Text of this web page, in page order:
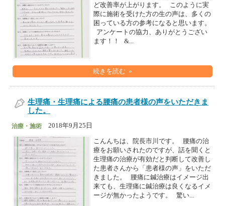
ど改善率が上がります。 このように実
際に施術を受けた方の生の声は、多くの
困っている方の参考になると思います。
アンケートの協力、ありがとうござい
ます！！ &...
続きを読む »
生理痛・生理痛による腰痛の患者様の声をいただきま
した。
2018年9月25日
治療・施術
こんんちは、院長市川です。 腰痛の治
療をお願いされたのですが、話を聞くと
生理痛の治療が有効だと判断して改善し
た患者さんから「患者様の声」をいただ
きました。 腰痛に鍼治療はイメージ出
来ても、生理痛に鍼治療は良くなるイメ
ージが無かったようです。 驚い...